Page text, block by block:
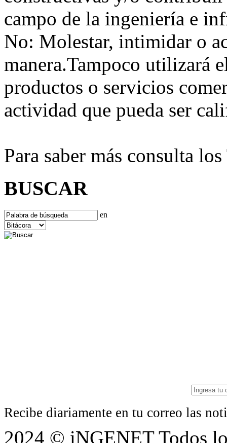
campo de la ingeniería e
No: Molestar, intimidar o
manera.Tampoco utilizará
productos o servicios
actividad que pueda ser
Para saber más consulta
BUSCAR
en
Recibe diariamente en tu correo las
2024 © iNGENET Todos